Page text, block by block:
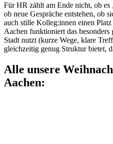
Für HR zählt am Ende nicht, ob es
ob neue Gespräche entstehen, ob
auch stille Kolleg:innen einen
Aachen funktioniert das besonders
Stadt nutzt (kurze Wege, klare
gleichzeitig genug Struktur bietet,
Alle unsere
Aachen: